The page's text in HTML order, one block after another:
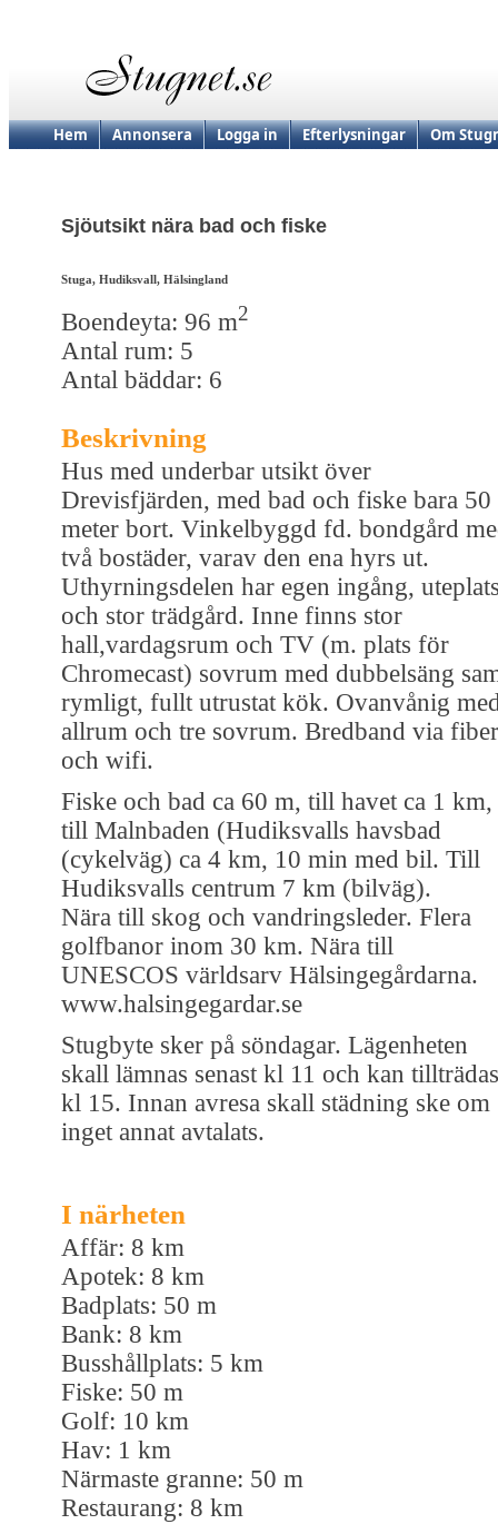
Hem Annonsera Logga in Efterlysningar Om
Sjöutsikt nära bad och fiske
Stuga, Hudiksvall, Hälsingland
Boendeyta: 96 m2
Antal rum: 5
Antal bäddar: 6
Beskrivning
Hus med underbar utsikt över
Drevisfjärden, med bad och fiske bara 50
meter bort. Vinkelbyggd fd. bondgård
två bostäder, varav den ena hyrs ut.
Uthyrningsdelen har egen ingång,
och stor trädgård. Inne finns stor
hall,vardagsrum och TV (m. plats för
Chromecast) sovrum med dubbelsäng
rymligt, fullt utrustat kök. Ovanvånig
allrum och tre sovrum. Bredband via fiber
och wifi.
Fiske och bad ca 60 m, till havet ca 1 km,
till Malnbaden (Hudiksvalls havsbad
(cykelväg) ca 4 km, 10 min med bil. Till
Hudiksvalls centrum 7 km (bilväg).
Nära till skog och vandringsleder. Flera
golfbanor inom 30 km. Nära till
UNESCOS världsarv Hälsingegårdarna.
www.halsingegardar.se
Stugbyte sker på söndagar. Lägenheten
skall lämnas senast kl 11 och kan tillträdas
kl 15. Innan avresa skall städning ske om
inget annat avtalats.
I närheten
Affär: 8 km
Apotek: 8 km
Badplats: 50 m
Bank: 8 km
Busshållplats: 5 km
Fiske: 50 m
Golf: 10 km
Hav: 1 km
Närmaste granne: 50 m
Restaurang: 8 km